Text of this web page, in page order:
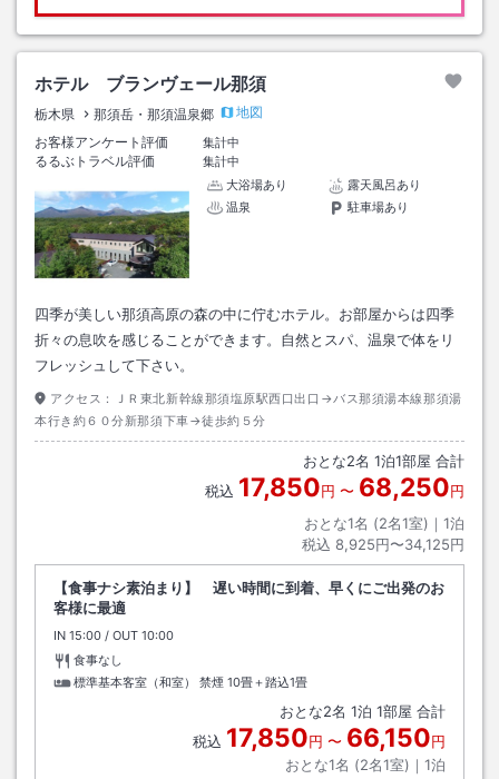
ホテル ブランヴェール那須
栃木県 那須岳・那須温泉郷
地図
お客様アンケート評価
集計中
るるぶトラベル評価
集計中
大浴場あり
露天風呂あり
温泉
駐車場あり
四季が美しい那須高原の森の中に佇むホテル。お部屋からは四季
折々の息吹を感じることができます。自然とスパ、温泉で体をリ
フレッシュして下さい。
アクセス：
ＪＲ東北新幹線那須塩原駅西口出口→バス那須湯本線那須湯
本行き約６０分新那須下車→徒歩約５分
おとな2名 1泊1部屋 合計
税込 17,850円 〜 68,250円
おとな1名 (2名1室)｜ 1泊
税込 8,925円〜34,125円
【食事ナシ素泊まり】 遅い時間に到着、早くにご出発のお
客様に最適
IN チェックイン
15:00 / OUT チェックアウト
10:00
食事なし
標準基本客室（和室） 禁煙 10畳＋踏込1畳
おとな2名 1泊 1部屋 合計
税込 17,850円 〜 66,150円
おとな1名 (2名1室)｜ 1泊